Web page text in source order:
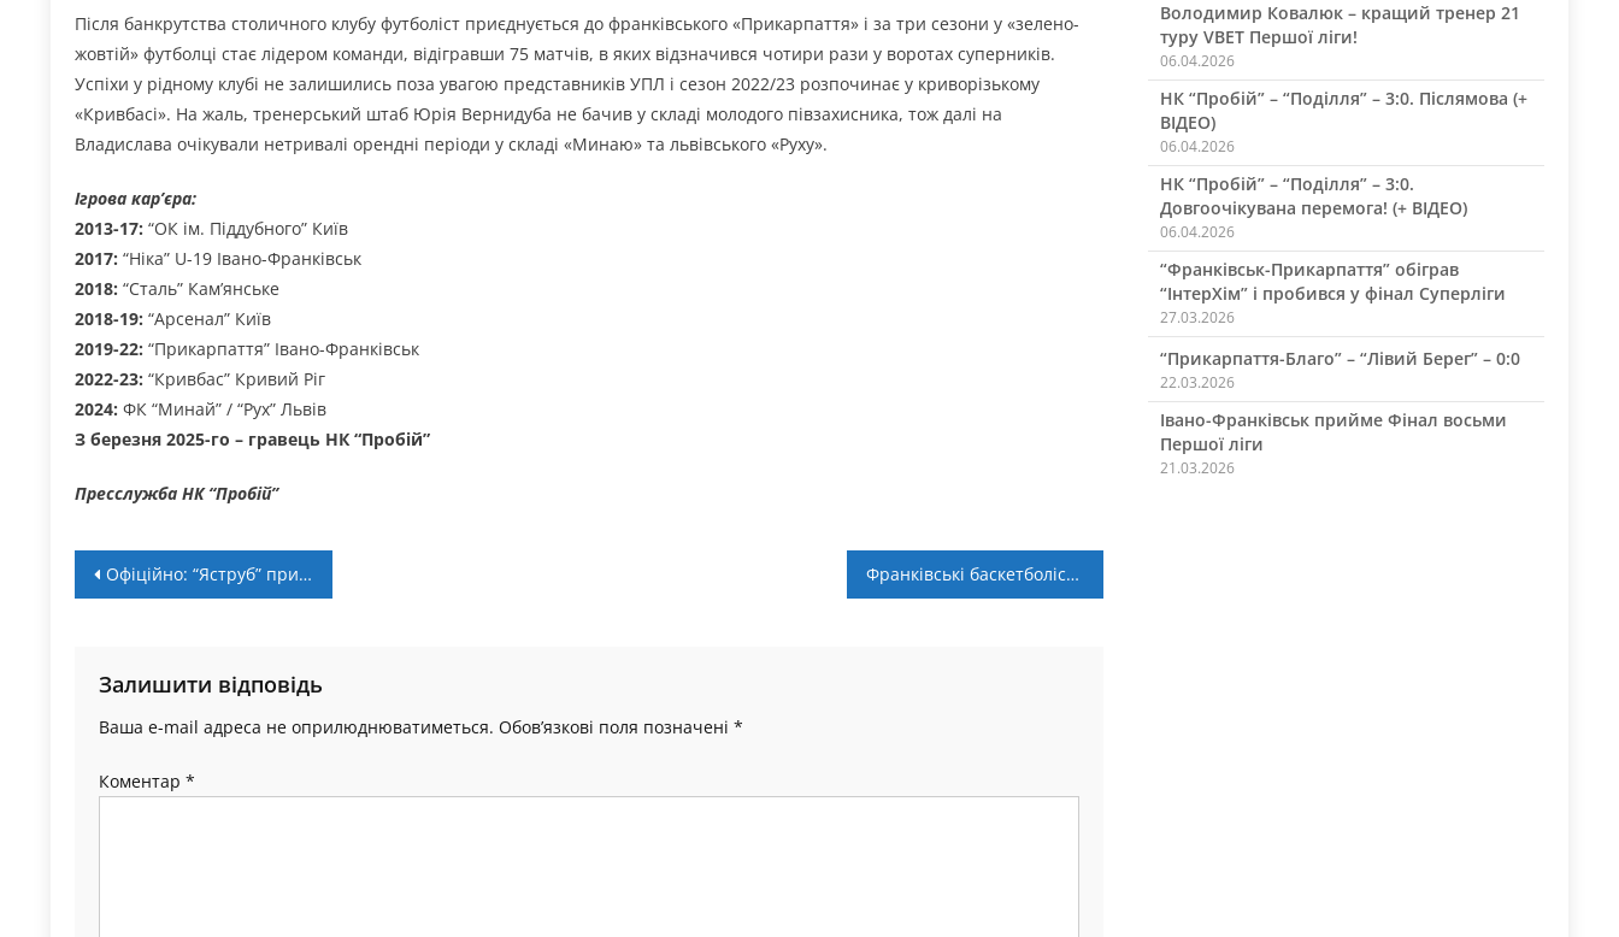
Після банкрутства столичного клубу футболіст приєднується до франківського «Прикарпаття» і за три сезони у «зелено-
жовтій» футболці стає лідером команди, відігравши 75 матчів, в яких відзначився чотири рази у воротах суперників.
Успіхи у рідному клубі не залишились поза увагою представників УПЛ і сезон 2022/23 розпочинає у криворізькому
«Кривбасі». На жаль, тренерський штаб Юрія Вернидуба не бачив у складі молодого півзахисника, тож далі на
Владислава очікували нетривалі орендні періоди у складі «Минаю» та львівського «Руху».
Ігрова кар’єра:
2013-17: “ОК ім. Піддубного” Київ
2017: “Ніка” U-19 Івано-Франківськ
2018: “Сталь” Кам’янське
2018-19: “Арсенал” Київ
2019-22: “Прикарпаття” Івано-Франківськ
2022-23: “Кривбас” Кривий Ріг
2024: ФК “Минай” / “Рух” Львів
З березня 2025-го – гравець НК “Пробій”
Пресслужба НК “Пробій”
Навігація
Офіційно: “Яструб” припинив боротьбу в чемпіонаті області Франківські баскетболісти вдома поступились лідеру Суперліги
Залишити відповідь
Ваша e-mail адреса не оприлюднюватиметься. Обов’язкові поля позначені *
Коментар *
Володимир Ковалюк – кращий тренер 21
туру VBET Першої ліги!
06.04.2026
НК “Пробій” – “Поділля” – 3:0. Післямова (+
ВІДЕО)
06.04.2026
НК “Пробій” – “Поділля” – 3:0.
Довгоочікувана перемога! (+ ВІДЕО)
06.04.2026
“Франківськ-Прикарпаття” обіграв
“ІнтерХім” і пробився у фінал Суперліги
27.03.2026
“Прикарпаття-Благо” – “Лівий Берег” – 0:0
22.03.2026
Івано-Франківськ прийме Фінал восьми
Першої ліги
21.03.2026